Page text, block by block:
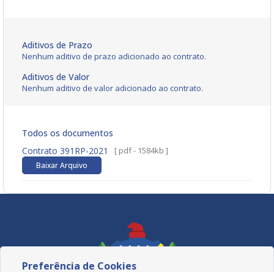
Aditivos de Prazo
Nenhum aditivo de prazo adicionado ao contrato.
Aditivos de Valor
Nenhum aditivo de valor adicionado ao contrato.
Todos os documentos
Contrato 391RP-2021
[ pdf - 1584kb ]
Baixar Arquivo
Preferência de Cookies